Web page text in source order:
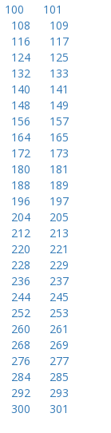
100
101
108
109
116
117
124
125
132
133
140
141
148
149
156
157
164
165
172
173
180
181
188
189
196
197
204
205
212
213
220
221
228
229
236
237
244
245
252
253
260
261
268
269
276
277
284
285
292
293
300
301